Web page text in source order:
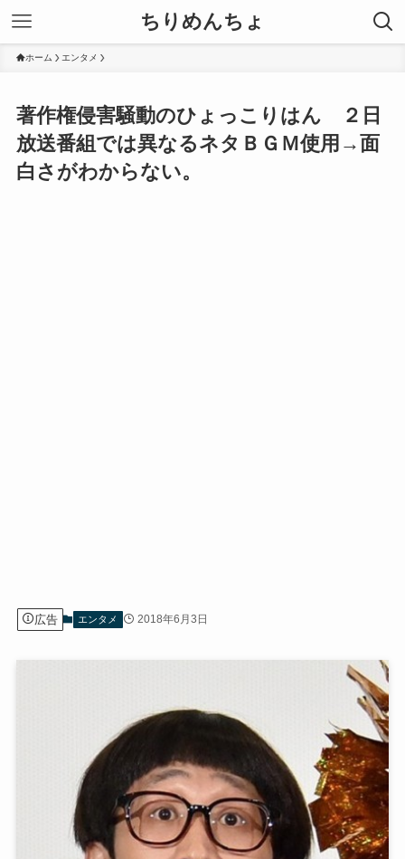
ちりめんちょ
ホーム エンタメ
著作権侵害騒動のひょっこりはん ２日
放送番組では異なるネタＢＧＭ使用→面
白さがわからない。
広告 エンタメ 2018年6月3日